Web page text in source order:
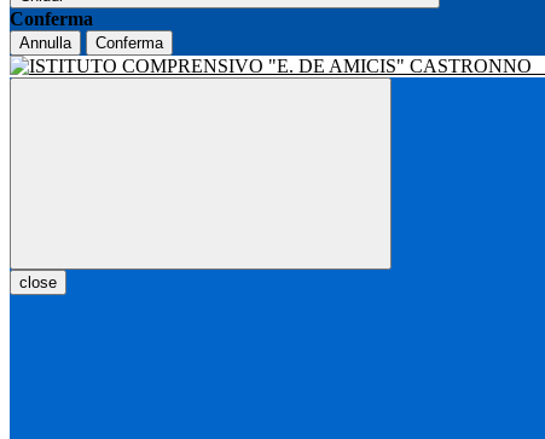
Conferma
Annulla Conferma
close